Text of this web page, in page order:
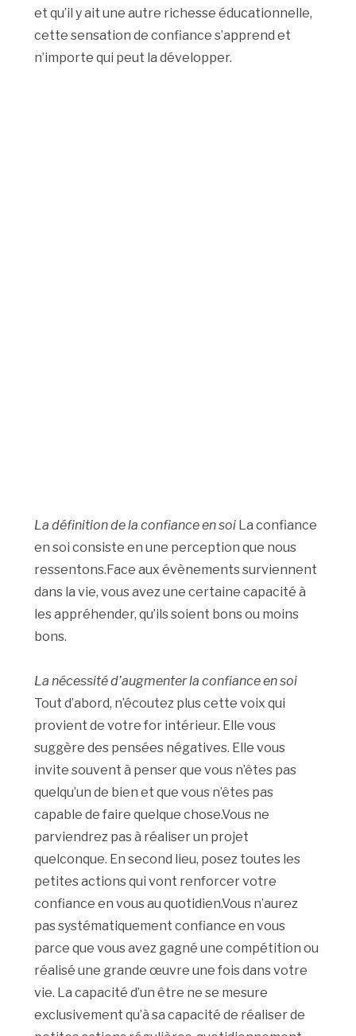
et qu’il y ait une autre richesse éducationnelle,
cette sensation de confiance s’apprend et
n’importe qui peut la développer.
La définition de la confiance en soi La confiance
en soi consiste en une perception que nous
ressentons.Face aux évènements surviennent
dans la vie, vous avez une certaine capacité à
les appréhender, qu’ils soient bons ou moins
bons.
La nécessité d’augmenter la confiance en soi
Tout d’abord, n’écoutez plus cette voix qui
provient de votre for intérieur. Elle vous
suggère des pensées négatives. Elle vous
invite souvent à penser que vous n’êtes pas
quelqu’un de bien et que vous n’êtes pas
capable de faire quelque chose.Vous ne
parviendrez pas à réaliser un projet
quelconque. En second lieu, posez toutes les
petites actions qui vont renforcer votre
confiance en vous au quotidien.Vous n’aurez
pas systématiquement confiance en vous
parce que vous avez gagné une compétition ou
réalisé une grande œuvre une fois dans votre
vie. La capacité d’un être ne se mesure
exclusivement qu’à sa capacité de réaliser de